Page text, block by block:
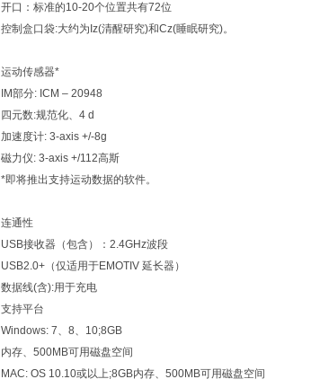
开口：标准的10-20个位置共有72位
控制盒口袋:大约为 Iz(清醒研究)和Cz(睡眠研究)。
运动传感器*
IM部分: ICM – 20948
四元数:规范化、 4 d
加速度计: 3-axis +/-8g
磁力仪: 3-axis +/112高斯
*即将推出支持运动数据的软件。
连通性
USB接收器（包含）： 2.4GHz波段
USB2.0+ （仅适用于EMOTIV 延长器）
数据线(含):用于充电
支持平台
Windows: 7、 8、 10;8GB
内存、 500MB可用磁盘空间
MAC: OS 10.10或以上;8GB内存、 500MB可用磁盘空间